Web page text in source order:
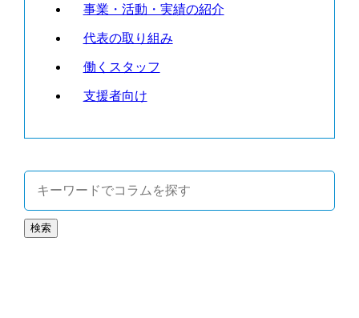
事業・活動・実績の紹介
代表の取り組み
働くスタッフ
支援者向け
検索